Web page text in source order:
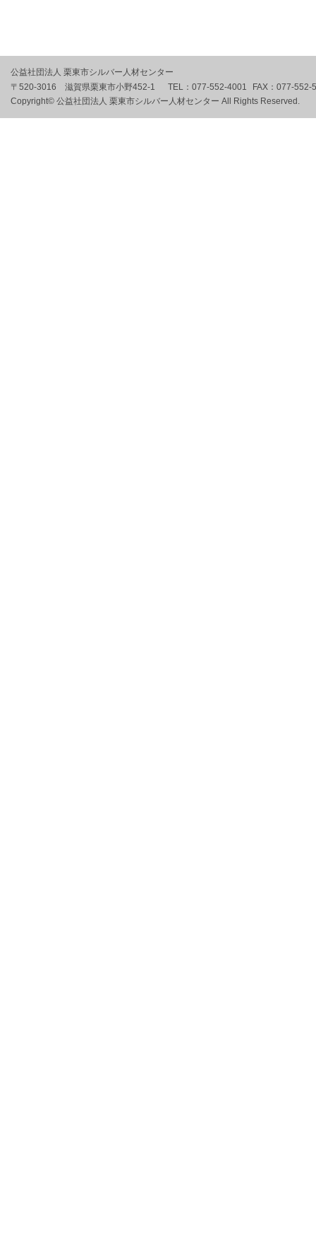
公益社団法人 栗東市シルバー人材センター
〒520-3016 滋賀県栗東市小野452-1
TEL： 077-552-4001 FAX： 077-552-
Copyright© 公益社団法人 栗東市シルバー人材センター All Rights Reserved.